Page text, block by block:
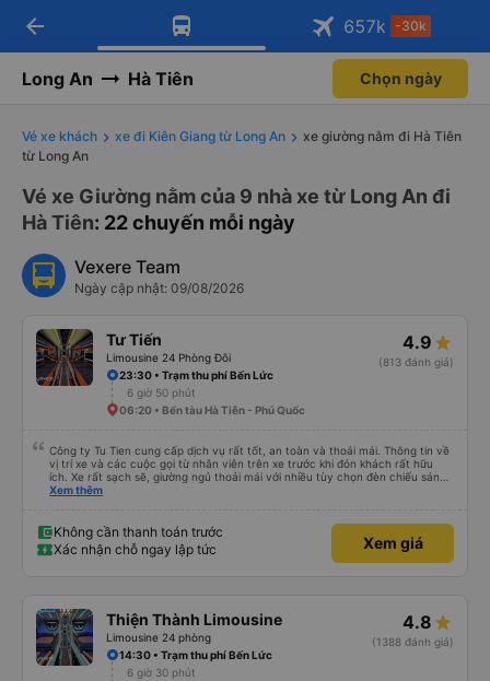
Tải app Vexere ngay!
Nhận ưu đãi thành viên độc
Mở app
Tải app Vexere
-30k/ghế khi đặt vé máy bay qua
Mở app
arrow_back 657k -30k
Long An Hà Tiên Chọn ngày
Vé xe khách xe đi Kiên Giang từ Long An
xe giường nằm đi Hà Tiên
từ Long An
Vé xe Giường nằm của 9 nhà xe từ Long An đi
Hà Tiên: 22 chuyến mỗi ngày
Vexere Team
Ngày cập nhật: 09/08/2026
Tư Tiến
Limousine 24 Phòng Đôi
4.9
(813 đánh giá)
23:30 • Trạm thu phí Bến Lức
6 giờ 50 phút
06:20 • Bến tàu Hà Tiên - Phú Quốc
Công ty Tu Tien cung cấp dịch vụ rất tốt, an toàn và thoải mái. Thông tin về
vị trí xe và các cuộc gọi từ nhân viên trên xe trước khi đón khách rất hữu
ích. Xe rất sạch sẽ, giường ngủ thoải mái với nhiều tùy chọn đèn chiếu sáng
và cổng USB được đặt ở vị trí thuận tiện. Nhân viên rất lịch sự và xe đến
Xem thêm
Không cần thanh toán trước
Xác nhận chỗ ngay lập tức
Xem giá
Thiện Thành Limousine
Limousine 24 phòng
4.8
(1388 đánh giá)
14:30 • Trạm thu phí Bến Lức
6 giờ 30 phút